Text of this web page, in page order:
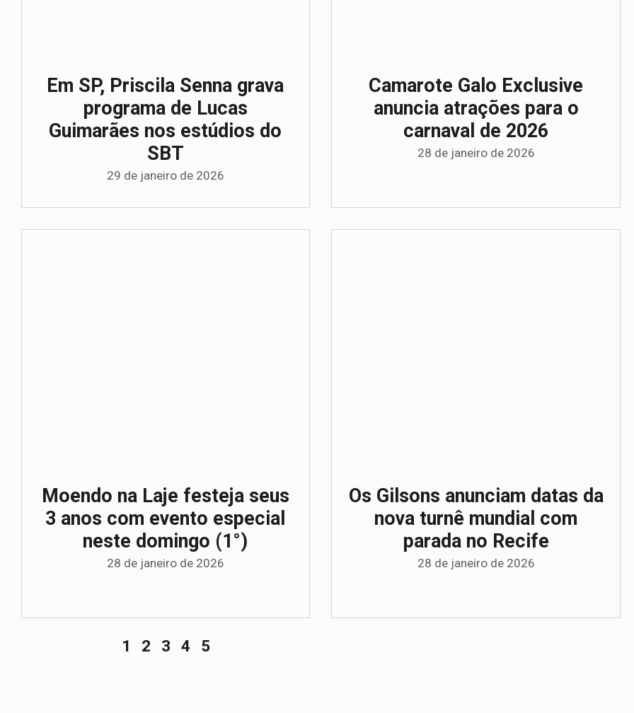
Em SP, Priscila Senna grava
programa de Lucas
Guimarães nos estúdios do
SBT
29 de janeiro de 2026
Camarote Galo Exclusive
anuncia atrações para o
carnaval de 2026
28 de janeiro de 2026
Moendo na Laje festeja seus
3 anos com evento especial
neste domingo (1°)
28 de janeiro de 2026
Os Gilsons anunciam datas da
nova turnê mundial com
parada no Recife
28 de janeiro de 2026
1 2 3 4 5